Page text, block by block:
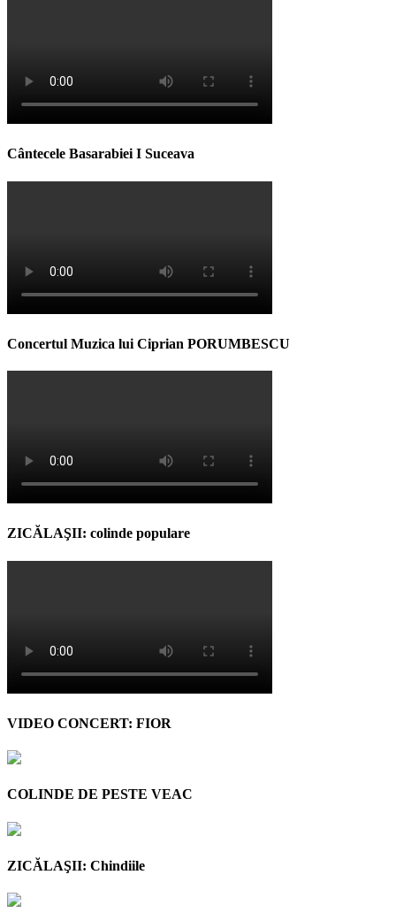
Cântecele Basarabiei I Suceava
Concertul Muzica lui Ciprian PORUMBESCU
ZICĂLAŞII: colinde populare
VIDEO CONCERT: FIOR
COLINDE DE PESTE VEAC
ZICĂLAŞII: Chindiile